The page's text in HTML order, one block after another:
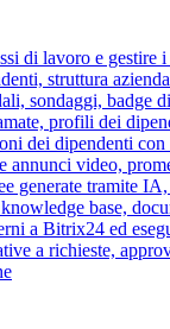
di lavoro e gestire
struttura
sondaggi, badge
profili dei
dei dipendenti
annunci video,
generate tramite
base,
a Bitrix24 ed
a richieste,